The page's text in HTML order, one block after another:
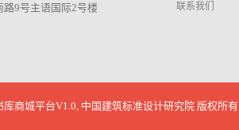
路9号主语国际2号楼
联系我们
商城平台V1.0, 中国建筑标准设计研究院 版权所有